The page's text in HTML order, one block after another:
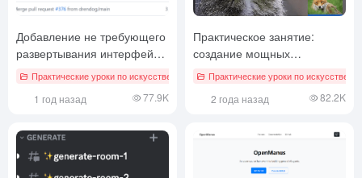
Добавление не требующего
развертывания интерфейса
чата ИИ в локально
Практические уроки по искусственному интеллекту
1 год назад 77.9K
Практическое занятие:
создание мощных
мультимодальных
помощью Voyager-3 и
Практические уроки по
2 года назад 82.2K